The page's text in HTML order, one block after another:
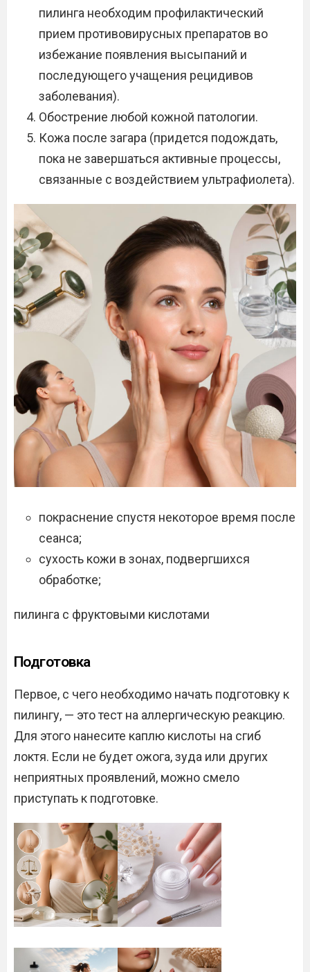
пилинга необходим профилактический
прием противовирусных препаратов во
избежание появления высыпаний и
последующего учащения рецидивов
заболевания).
Обострение любой кожной патологии.
Кожа после загара (придется подождать,
пока не завершаться активные процессы,
связанные с воздействием ультрафиолета).
покраснение спустя некоторое время после
сеанса;
сухость кожи в зонах, подвергшихся
обработке;
пилинга с фруктовыми кислотами
Подготовка
Первое, с чего необходимо начать подготовку к
пилингу, — это тест на аллергическую реакцию.
Для этого нанесите каплю кислоты на сгиб
локтя. Если не будет ожога, зуда или других
неприятных проявлений, можно смело
приступать к подготовке.